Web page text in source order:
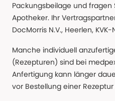
Packungsbeilage und fragen
Apotheker. Ihr
DocMorris N.V., Heerlen, KVK-
Manche individuell
(Rezepturen) sind bei
Anfertigung kann länger
vor Bestellung einer